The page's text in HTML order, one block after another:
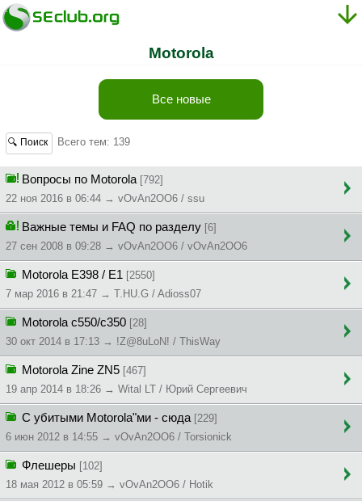
Motorola
Все новые
🔍 Поиск Всего тем: 139
Вопросы по Motorola [792]
22 ноя 2016 в 06:44 → vOvAn2OO6 / ssu
Важные темы и FAQ по разделу [6]
27 сен 2008 в 09:28 → vOvAn2OO6 / vOvAn2OO6
Motorola E398 / E1 [2550]
7 мар 2016 в 21:47 → T.HU.G / Adioss07
Мotorola c550/c350 [28]
30 окт 2014 в 17:13 → !Z@8uLoN! / ThisWay
Motorola Zine ZN5 [467]
19 апр 2014 в 18:26 → Wital LT / Юрий Сергеевич
С убитыми Motorola"ми - сюда [229]
6 июн 2012 в 14:55 → vOvAn2OO6 / Torsionick
Флешеры [102]
18 мая 2012 в 05:59 → vOvAn2OO6 / Hotik